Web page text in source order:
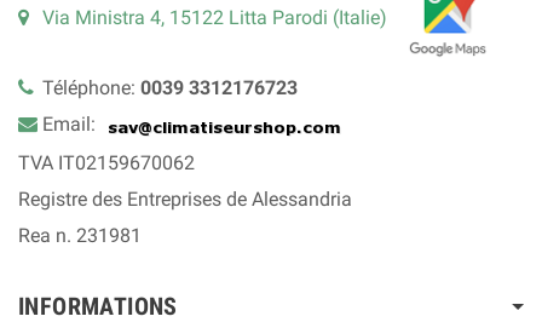
Via Ministra 4, 15122 Litta Parodi (Italie)
Téléphone: 0039 3312176723
Email:
TVA IT02159670062
Registre des Entreprises de Alessandria
Rea n. 231981
INFORMATIONS